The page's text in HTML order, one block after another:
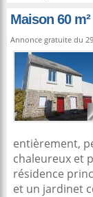
Maison 60 m²
Annonce gratuite du
entièrement,
chaleureux et
résidence
et un jardinet